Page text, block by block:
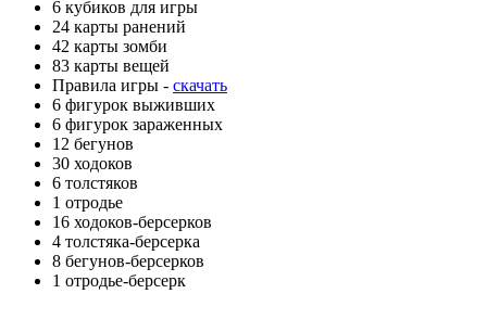
6 кубиков для игры
24 карты ранений
42 карты зомби
83 карты вещей
Правила игры - скачать
6 фигурок выживших
6 фигурок зараженных
12 бегунов
30 ходоков
6 толстяков
1 отродье
16 ходоков-берсерков
4 толстяка-берсерка
8 бегунов-берсерков
1 отродье-берсерк